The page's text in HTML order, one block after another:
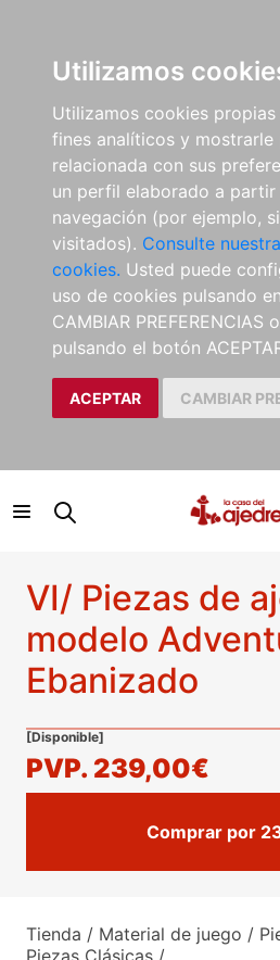
Utilizamos
Utilizamos cookies
fines analíticos y mostrarle
relacionada con sus
un perfil elaborado a
navegación (por ejemplo,
visitados). Consulte
cookies. Usted puede
uso de cookies pulsando
CAMBIAR
pulsando el botón
ACEPTAR CAMBIAR
Tienda / Material de juego /
VI/ Piezas de
modelo
Ebanizado
[Disponible]
PVP. 239,00€